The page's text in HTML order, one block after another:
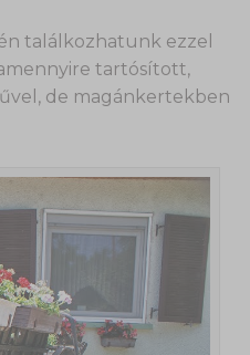
találkozhatunk ezzel
tartósított,
de magánkertekben